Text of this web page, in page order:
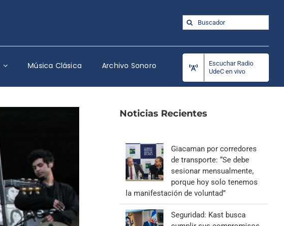
Buscar:
Música Clásica Archivo Sonoro
Escuchar Radio
UdeC en vivo
Noticias Recientes
Giacaman por corredores
de transporte: “Se debe
sesionar mensualmente,
porque hoy solo tenemos
la manifestación de voluntad”
Seguridad: Kast busca